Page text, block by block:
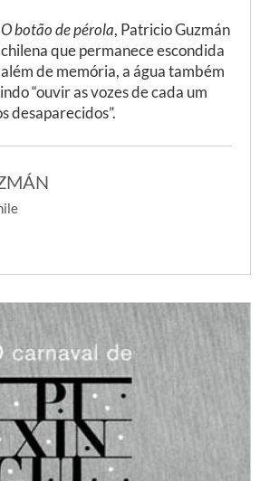
O botão de pérola, Patricio Guzmán
que permanece escondida
de memória, a água também
“ouvir as vozes de cada um
desaparecidos”.